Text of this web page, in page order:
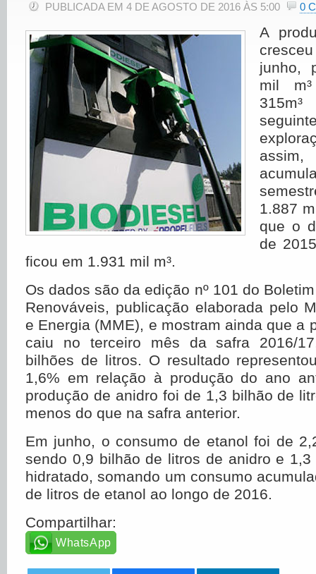
PUBLICADA EM 4 DE AGOSTO DE 2016 ÀS 5:00 0
A
junho,
mil
1.887
que o
de
ficou em 1.931 mil m³.
Os dados são da edição nº 101 do
Renováveis, publicação elaborada pelo
e Energia (MME), e mostram ainda que a
caiu no terceiro mês da safra 2016/
bilhões de litros. O resultado
1,6% em relação à produção do ano
produção de anidro foi de 1,3 bilhão de
menos do que na safra anterior.
Em junho, o consumo de etanol foi de
sendo 0,9 bilhão de litros de anidro e
hidratado, somando um consumo
de litros de etanol ao longo de 2016.
Compartilhar:
WhatsApp